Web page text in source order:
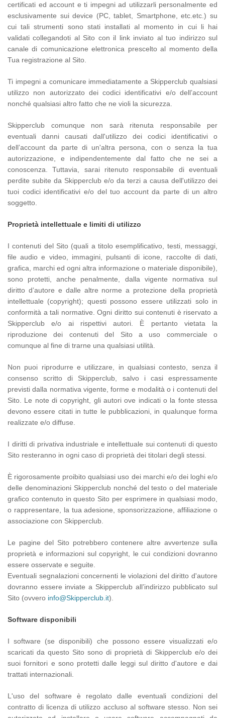
certificati ed account e ti impegni ad utilizzarli personalmente ed
esclusivamente sui device (PC, tablet, Smartphone, etc.etc.) su
cui tali strumenti sono stati installati al momento in cui li hai
validati collegandoti al Sito con il link inviato al tuo indirizzo sul
canale di comunicazione elettronica prescelto al momento della
Tua registrazione al Sito.
Ti impegni a comunicare immediatamente a Skipperclub qualsiasi
utilizzo non autorizzato dei codici identificativi e/o dell’account
nonché qualsiasi altro fatto che ne violi la sicurezza.
Skipperclub comunque non sarà ritenuta responsabile per
eventuali danni causati dall'utilizzo dei codici identificativi o
dell’account da parte di un'altra persona, con o senza la tua
autorizzazione, e indipendentemente dal fatto che ne sei a
conoscenza. Tuttavia, sarai ritenuto responsabile di eventuali
perdite subite da Skipperclub e/o da terzi a causa dell'utilizzo dei
tuoi codici identificativi e/o del tuo account da parte di un altro
soggetto.
Proprietà intellettuale e limiti di utilizzo
I contenuti del Sito (quali a titolo esemplificativo, testi, messaggi,
file audio e video, immagini, pulsanti di icone, raccolte di dati,
grafica, marchi ed ogni altra informazione o materiale disponibile),
sono protetti, anche penalmente, dalla vigente normativa sul
diritto d’autore e dalle altre norme a protezione della proprietà
intellettuale (copyright); questi possono essere utilizzati solo in
conformità a tali normative. Ogni diritto sui contenuti è riservato a
Skipperclub e/o ai rispettivi autori. È pertanto vietata la
riproduzione dei contenuti del Sito a uso commerciale o
comunque al fine di trarne una qualsiasi utilità.
Non puoi riprodurre e utilizzare, in qualsiasi contesto, senza il
consenso scritto di Skipperclub, salvo i casi espressamente
previsti dalla normativa vigente, forme e modalità o i contenuti del
Sito. Le note di copyright, gli autori ove indicati o la fonte stessa
devono essere citati in tutte le pubblicazioni, in qualunque forma
realizzate e/o diffuse.
I diritti di privativa industriale e intellettuale sui contenuti di questo
Sito resteranno in ogni caso di proprietà dei titolari degli stessi.
È rigorosamente proibito qualsiasi uso dei marchi e/o dei loghi e/o
delle denominazioni Skipperclub nonché del testo o del materiale
grafico contenuto in questo Sito per esprimere in qualsiasi modo,
o rappresentare, la tua adesione, sponsorizzazione, affiliazione o
associazione con Skipperclub.
Le pagine del Sito potrebbero contenere altre avvertenze sulla
proprietà e informazioni sul copyright, le cui condizioni dovranno
essere osservate e seguite.
Eventuali segnalazioni concernenti le violazioni del diritto d'autore
dovranno essere inviate a Skipperclub all’indirizzo pubblicato sul
Sito (ovvero info@Skipperclub.it).
Software disponibili
I software (se disponibili) che possono essere visualizzati e/o
scaricati da questo Sito sono di proprietà di Skipperclub e/o dei
suoi fornitori e sono protetti dalle leggi sul diritto d'autore e dai
trattati internazionali.
L'uso del software è regolato dalle eventuali condizioni del
contratto di licenza di utilizzo accluso al software stesso. Non sei